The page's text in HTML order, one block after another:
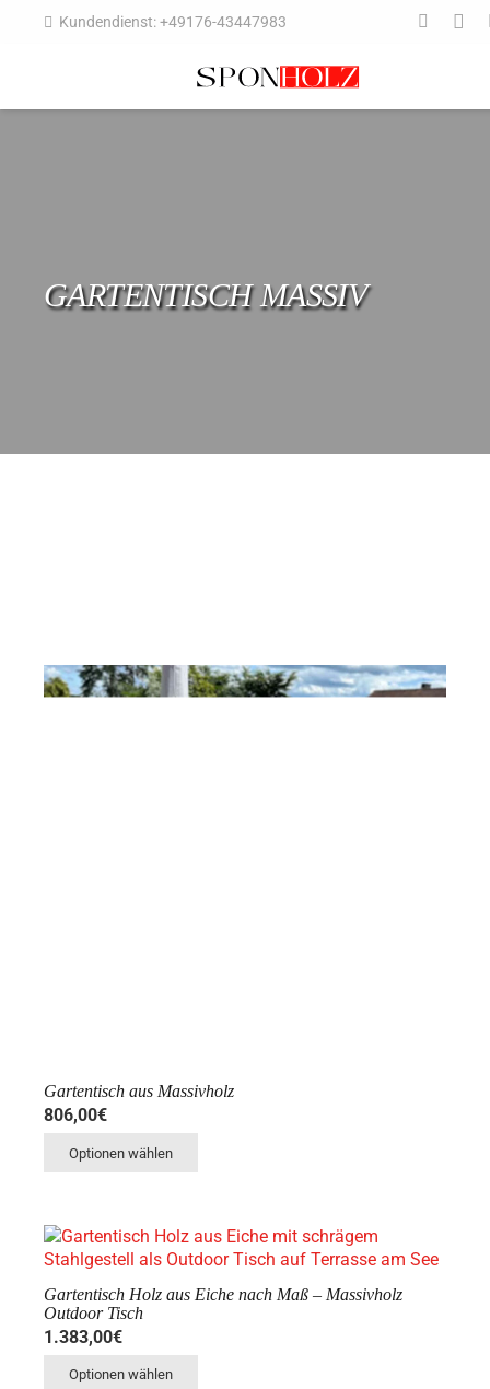
Kundendienst: +49176-43447983
GARTENTISCH MASSIV
Gartentisch aus Massivholz
806,00€
Optionen wählen
Gartentisch Holz aus Eiche nach Maß – Massivholz
Outdoor Tisch
1.383,00€
Optionen wählen